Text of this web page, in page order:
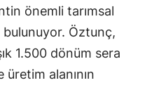
önemli tarımsal
bulunuyor. Öztunç,
1.500 dönüm sera
alanının